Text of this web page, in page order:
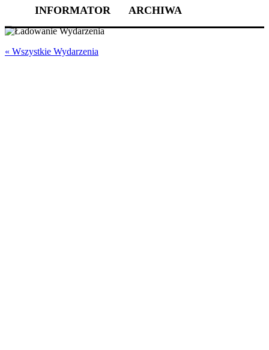
INFORMATOR ARCHIWA
« Wszystkie Wydarzenia